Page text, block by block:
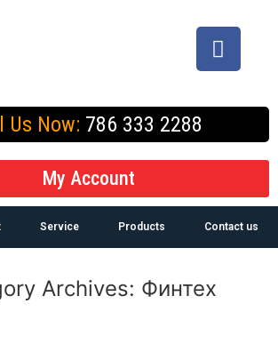
Us Now: 786 333 2288
My Account
Service Products Contact us
Archives: Финтех